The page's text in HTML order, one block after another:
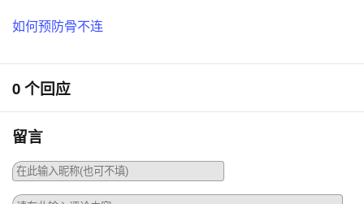
如何预防骨不连
0 个回应
留言